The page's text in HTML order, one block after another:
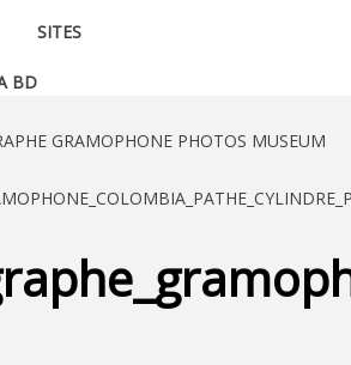
BD
SITES
GRAMOPHONE PHOTOS MUSEUM